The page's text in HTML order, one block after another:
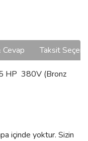
Cevap Taksit
HP 380V (Bronz
içinde yoktur. Sizin